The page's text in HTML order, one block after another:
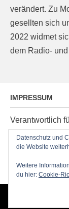
verändert. Zu
gesellten sich
2022 widmet
dem Radio-
IMPRESSUM
Verantwortlich
Ziegelacker
Technik und
Datenschutz und
die Website
Weitere
du hier: Cookie-